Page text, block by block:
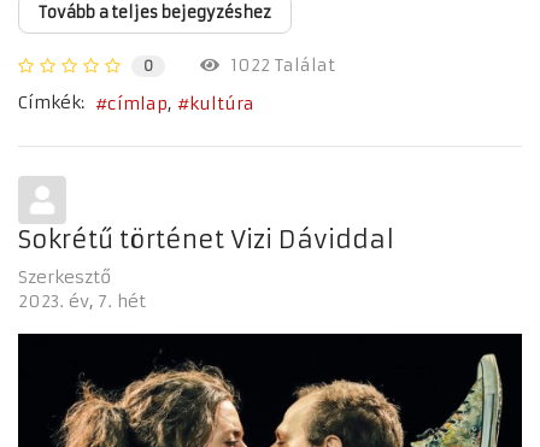
Tovább a teljes bejegyzéshez
0
1022 Találat
Címkék:
címlap kultúra
Sokrétű történet Vizi Dáviddal
Szerkesztő
2023. év 7. hét